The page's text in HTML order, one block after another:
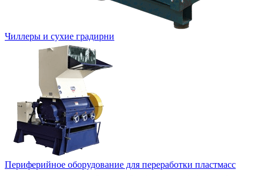
Чиллеры и сухие градирни
Периферийное оборудование для переработки пластмасс